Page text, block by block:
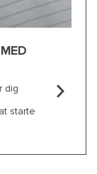
dig
starte